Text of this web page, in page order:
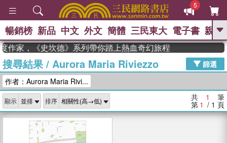
5
GO
熱搜： 東野圭吾 、 高希均教授回憶錄
、 The Odyssey 、 父親節 、 如果歷
獎 臺灣漫遊錄 、 方念華 、 台灣的李
登輝時代
數學女孩：黎曼猜想 、
偉大的迷走神經
暢銷榜 新品 中文 外文 簡體 三民東大 電子書 親子
家，《史坎德》系列帶你踏上熱血奇幻旅程
搜尋結果/ Aurora Maria Riviezzo
篩選
作者：Aurora Maria Rivi...
顯示 排序 共 1 筆
第 1 / 1 頁